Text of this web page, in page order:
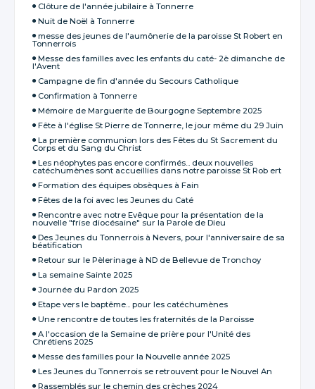
Clôture de l'année jubilaire à Tonnerre
Nuit de Noël à Tonnerre
messe des jeunes de l'aumônerie de la paroisse St Robert en
Tonnerrois
Messe des familles avec les enfants du caté- 2è dimanche de
l'Avent
Campagne de fin d'année du Secours Catholique
Confirmation à Tonnerre
Mémoire de Marguerite de Bourgogne Septembre 2025
Fête à l'église St Pierre de Tonnerre, le jour même du 29 Juin
La première communion lors des Fêtes du St Sacrement du
Corps et du Sang du Christ
Les néophytes pas encore confirmés... deux nouvelles
catéchumènes sont accueillies dans notre paroisse St Rob ert
Formation des équipes obsèques à Fain
Fêtes de la foi avec les Jeunes du Caté
Rencontre avec notre Evêque pour la présentation de la
nouvelle "frise diocésaine" sur la Parole de Dieu
Des Jeunes du Tonnerrois à Nevers, pour l'anniversaire de sa
béatification
Retour sur le Pèlerinage à ND de Bellevue de Tronchoy
La semaine Sainte 2025
Journée du Pardon 2025
Etape vers le baptême... pour les catéchumènes
Une rencontre de toutes les fraternités de la Paroisse
A l'occasion de la Semaine de prière pour l'Unité des
Chrétiens 2025
Messe des familles pour la Nouvelle année 2025
Les Jeunes du Tonnerrois se retrouvent pour le Nouvel An
Rassemblés sur le chemin des crèches 2024